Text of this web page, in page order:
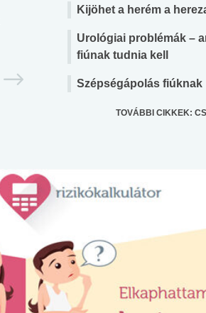
Kijöhet a herém a
Urológiai problémák –
fiúnak tudnia kell
Szépségápolás fiúknak
TOVÁBBI CIKKEK: